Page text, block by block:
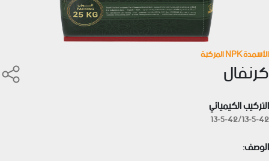
الأسمدة NPK المركبة
كرنفال
التركيب الكيميائي
13-5-42/13-5-42
الوصف: